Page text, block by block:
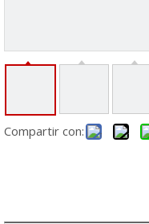
Compartir con: